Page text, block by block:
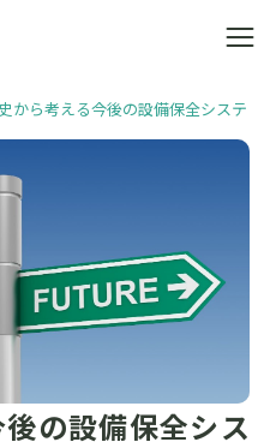
から考える今後の設備保全システ
の設備保全シス